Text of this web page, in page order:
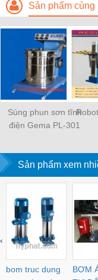
Sản phẩm
Súng phun sơn tĩnh
điện Gema PL-301
Sản phẩm xem
bom truc dung
BƠM
‹